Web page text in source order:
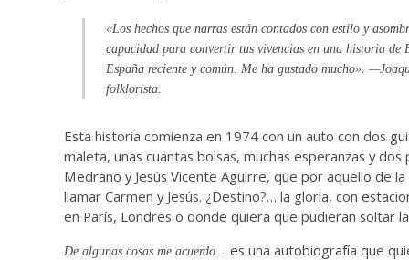
«Los hechos que narras están contados con estilo y
capacidad para convertir tus vivencias en una historia de
España reciente y común. Me ha gustado mucho».
folklorista.
Esta historia comienza en 1974 con un auto con dos
maleta, unas cuantas bolsas, muchas esperanzas y dos
Medrano y Jesús Vicente Aguirre, que por aquello de la
llamar Carmen y Jesús. ¿Destino?… la gloria, con
en París, Londres o donde quiera que pudieran soltar
De algunas cosas me acuerdo…
es una autobiografía que